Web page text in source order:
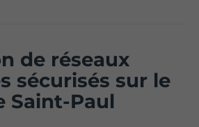
de réseaux
sécurisés sur le
Saint-Paul